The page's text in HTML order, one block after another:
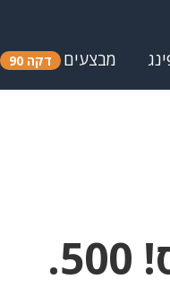
מבצעים דקה 90